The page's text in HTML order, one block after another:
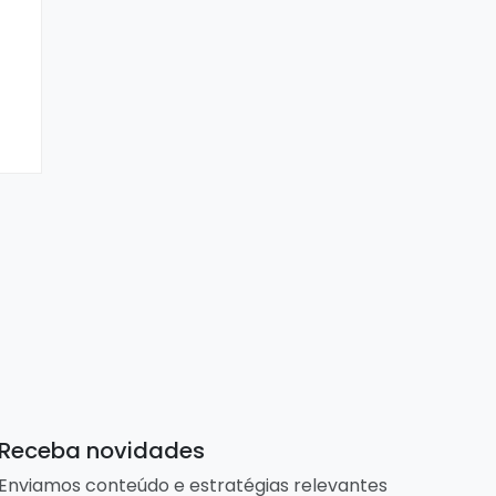
novidades
conteúdo e estratégias relevantes